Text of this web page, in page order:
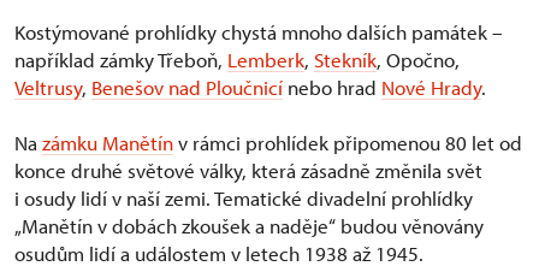
Kostýmované prohlídky chystá mnoho dalších památek –
například zámky Třeboň, Lemberk, Stekník, Opočno,
Veltrusy, Benešov nad Ploučnicí nebo hrad Nové Hrady.
Na zámku Manětínv rámci prohlídek připomenou 80 let od
konce druhé světové války, která zásadně změnila svět
i osudy lidí v naší zemi. Tematické divadelní prohlídky
„Manětín v dobách zkoušek a naděje“ budou věnovány
osudům lidí a událostem v letech 1938 až 1945.